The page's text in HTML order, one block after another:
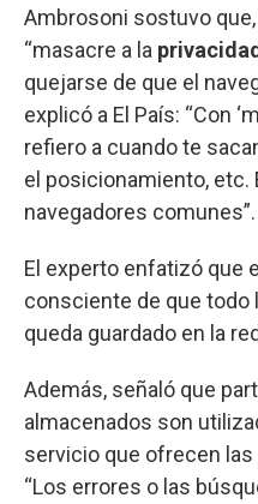
Ambrosoni sostuvo
“masacre a la privacidad
quejarse de que el
explicó a El País: “Con
refiero a cuando te
el posicionamiento, etc.
navegadores comunes”.
El experto enfatizó que
consciente de que todo
queda guardado en la
Además, señaló que
almacenados son
servicio que ofrecen
“Los errores o las